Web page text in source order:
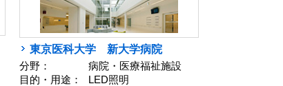
東京医科大学 新大学病院
分野：
病院・医療福祉施設
目的・用途：
LED照明